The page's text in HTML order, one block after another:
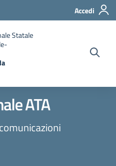
Accedi
Statale
ATA